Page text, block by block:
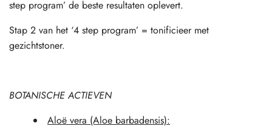
step program’ de beste resultaten oplevert.
Stap 2 van het ‘4 step program’ = tonificieer met
gezichtstoner.
BOTANISCHE ACTIEVEN
Aloë vera (Aloe barbadensis):